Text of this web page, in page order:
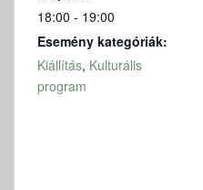
18:00 - 19:00
Esemény kategóriák:
Kiállítás, Kulturális
program